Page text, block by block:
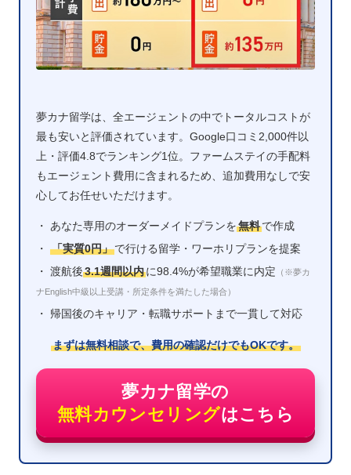
夢カナ留学は、全エージェントの中でトータルコストが
最も安いと評価されています。Google口コミ2,000件以
上・評価4.8でランキング1位。ファームステイの手配料
もエージェント費用に含まれるため、追加費用なしで安
心してお任せいただけます。
・ あなた専用のオーダーメイドプランを無料で作成
・
「実質0円」で行ける留学・ワーホリプランを提案
・ 渡航後3.1週間以内に98.4%が希望職業に内定 （※夢カ
ナEnglish中級以上受講・所定条件を満たした場合）
・ 帰国後のキャリア・転職サポートまで一貫して対応
まずは無料相談で、費用の確認だけでもOKです。
夢カナ留学の
無料カウンセリングはこちら